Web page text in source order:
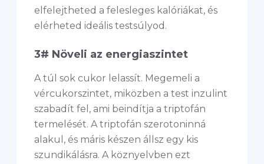
elfelejtheted a felesleges kalóriákat, és
elérheted ideális testsúlyod.
3# Növeli az energiaszintet
A túl sok cukor lelassít. Megemeli a
vércukorszintet, miközben a test inzulint
szabadít fel, ami beindítja a triptofán
termelését. A triptofán szerotoninná
alakul, és máris készen állsz egy kis
szundikálásra. A köznyelvben ezt